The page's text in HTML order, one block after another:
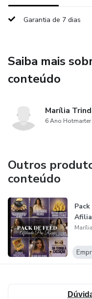
Garantia de 7 dias
Saiba mais
conteúdo
Marília
6 Ano Hotmarter
Outros
conteúdo